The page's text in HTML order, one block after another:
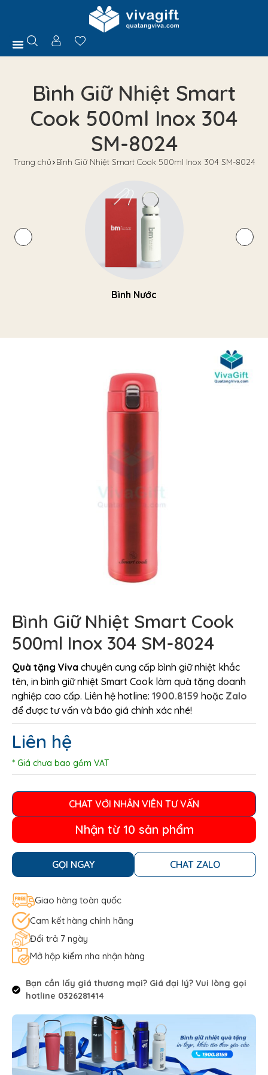
Bình Giữ Nhiệt Smart
Cook 500ml Inox 304
SM-8024
Trang chủ Bình Giữ Nhiệt Smart Cook 500ml Inox 304 SM-8024
Bình Nước
Bình Giữ Nhiệt Smart Cook
500ml Inox 304 SM-8024
Quà tặng Viva chuyên cung cấp bình giữ nhiệt khắc
tên, in bình giữ nhiệt Smart Cook làm quà tặng doanh
nghiệp cao cấp. Liên hệ hotline: 1900.8159 hoặc Zalo
để được tư vấn và báo giá chính xác nhé!
Liên hệ
* Giá chưa bao gồm VAT
CHAT VỚI NHÂN VIÊN TƯ VẤN
Nhận từ 10 sản phẩm
GỌI NGAY CHAT ZALO
Giao hàng toàn quốc
Cam kết hàng chính hãng
Đổi trả 7 ngày
Mở hộp kiểm nha nhận hàng
Bạn cần lấy giá thương mại? Giá đại lý? Vui lòng gọi
hotline 0326281414